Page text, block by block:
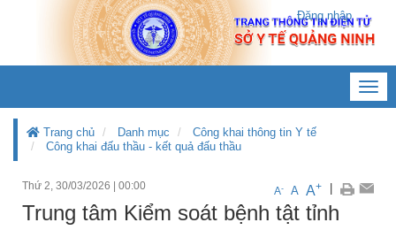
Đăng nhập
Trang chủ Danh mục
Công khai thông tin Y tế
Công khai đấu thầu - kết quả đấu thầu
Thứ 2, 30/03/2026 00:00 A- A A+
Trung tâm Kiểm soát bệnh tật tỉnh